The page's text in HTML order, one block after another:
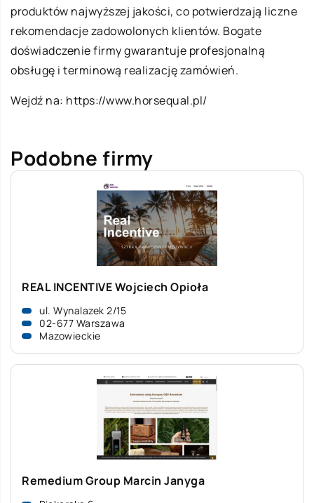
produktów najwyższej jakości, co potwierdzają liczne
rekomendacje zadowolonych klientów. Bogate
doświadczenie firmy gwarantuje profesjonalną
obsługę i terminową realizację zamówień.
Wejdź na: https://www.horsequal.pl/
Podobne firmy
REAL INCENTIVE Wojciech Opioła
ul. Wynalazek 2/15
02-677 Warszawa
Mazowieckie
Remedium Group Marcin Janyga